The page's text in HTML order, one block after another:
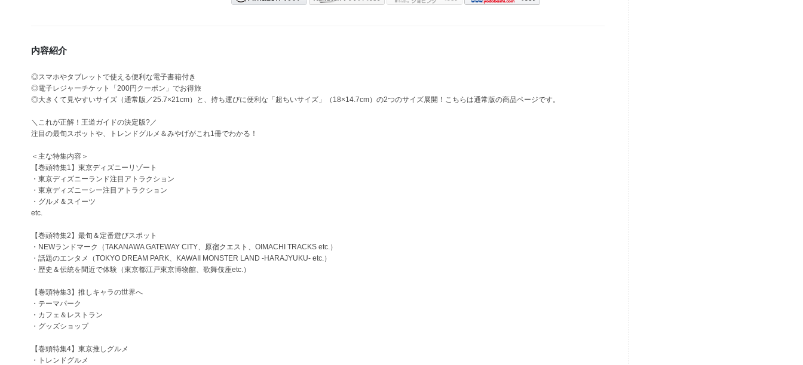
内容紹介
◎スマホやタブレットで使える便利な電子書籍付き
◎電子レジャーチケット「200円クーポン」でお得旅
◎大きくて見やすいサイズ（通常版／25.7×21cm）と、持ち運びに便利な「超ちいサイズ」（18×14.7cm）の2つのサイズ展開！こちらは通常版の商品ページです。
＼これが正解！王道ガイドの決定版?／
注目の最旬スポットや、トレンドグルメ＆みやげがこれ1冊でわかる！
＜主な特集内容＞
【巻頭特集1】東京ディズニーリゾート
・東京ディズニーランド注目アトラクション
・東京ディズニーシー注目アトラクション
・グルメ＆スイーツ
etc.
【巻頭特集2】最旬＆定番遊びスポット
・NEWランドマーク（TAKANAWA GATEWAY CITY、原宿クエスト、OIMACHI TRACKS etc.）
・話題のエンタメ（TOKYO DREAM PARK、KAWAII MONSTER LAND -HARAJYUKU- etc.）
・歴史＆伝統を間近で体験（東京都江戸東京博物館、歌舞伎座etc.）
【巻頭特集3】推しキャラの世界へ
・テーマパーク
・カフェ＆レストラン
・グッズショップ
【巻頭特集4】東京推しグルメ
・トレンドグルメ